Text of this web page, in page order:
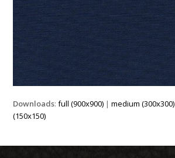
Downloads:full (900x900) |medium (300x300)
(150x150)